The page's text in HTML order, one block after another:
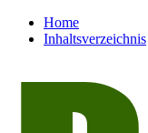
Home
Inhaltsverzeichnis